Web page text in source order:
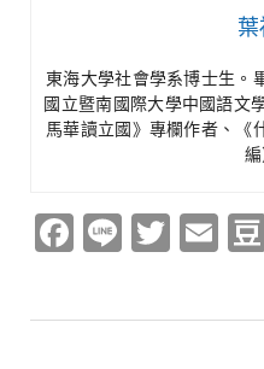
葉
東海大學社會學系博士生。
國立暨南國際大學中國語文
馬華讀立國》專欄作者、《
編
Facebook
Line